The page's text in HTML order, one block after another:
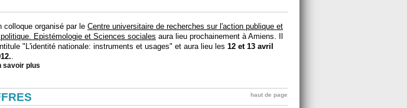
colloque organisé par le Centre universitaire de recherches sur l'action publique et
politique. Epistémologie et Sciences sociales aura lieu prochainement à Amiens. Il
"L'identité nationale: instruments et usages" et aura lieu les 12 et 13 avril
.
savoir plus
haut de page